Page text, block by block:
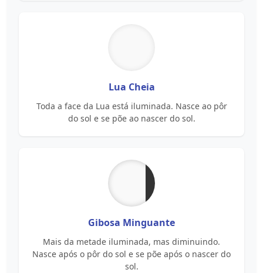
Lua Cheia
Toda a face da Lua está iluminada. Nasce ao pôr
do sol e se põe ao nascer do sol.
Gibosa Minguante
Mais da metade iluminada, mas diminuindo.
Nasce após o pôr do sol e se põe após o nascer do
sol.